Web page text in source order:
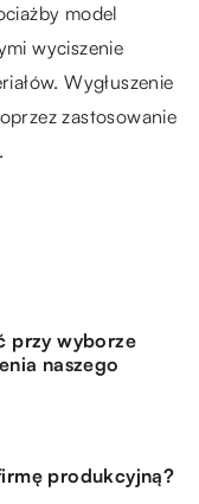
model
wyciszenie
Wygłuszenie
zastosowanie
przy wyborze
naszego
produkcyjną?